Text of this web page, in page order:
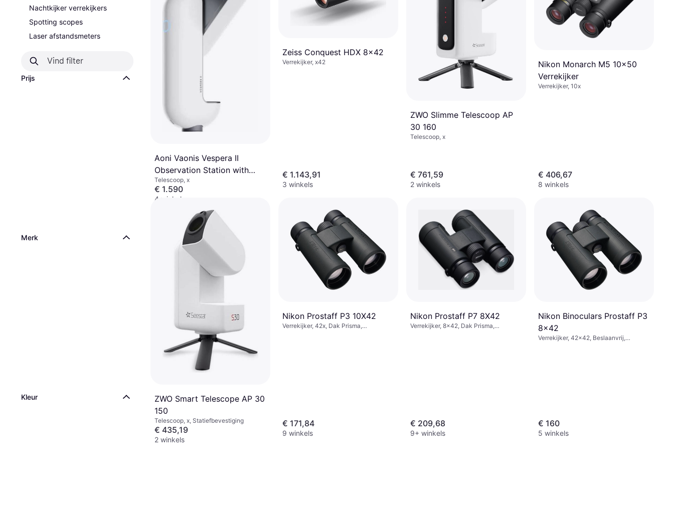
Nachtkijker verrekijkers
Spotting scopes
Laser afstandsmeters
Prijs
Merk
Kleur
Aoni Vaonis Vespera II
Observation Station with
Dust Cover
Telescoop, x
€ 1.590
4 winkels
Zeiss Conquest HDX 8x42
Verrekijker, x42
€ 1.143,91
3 winkels
ZWO Slimme Telescoop AP
30 160
Telescoop, x
€ 761,59
2 winkels
Nikon Monarch M5 10x50
Verrekijker
Verrekijker, 10x
€ 406,67
8 winkels
ZWO Smart Telescope AP 30
150
Telescoop, x, Statiefbevestiging
€ 435,19
2 winkels
Nikon Prostaff P3 10X42
Verrekijker, 42x, Dak Prisma,
€ 171,84
9 winkels
Nikon Prostaff P7 8X42
Verrekijker, 8x42, Dak Prisma,
€ 209,68
9+ winkels
Nikon Binoculars Prostaff P3
8x42
Verrekijker, 42x42, Beslaanvrij,
€ 160
5 winkels